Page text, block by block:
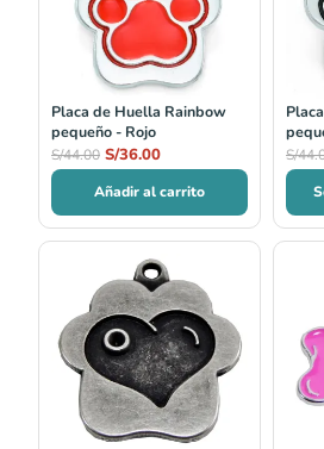
Placa de Huella Rainbow
pequeño - Rojo
S/44.00
S/44.00.
S/36.00
S/36.00.
Añadir al carrito
S/
precio
original
era:
S/32.00.
precio
actual
es:
S/29.90.